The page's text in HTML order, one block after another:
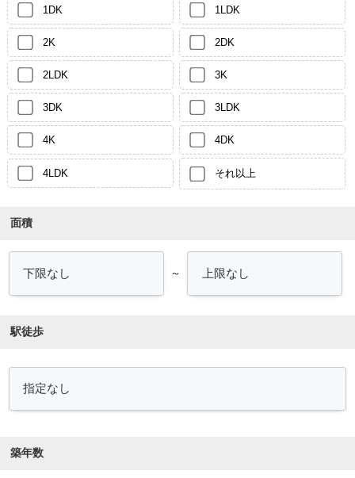
1DK 1LDK
2K 2DK
2LDK 3K
3DK 3LDK
4K 4DK
4LDK それ以上
面積
～
駅徒歩
築年数